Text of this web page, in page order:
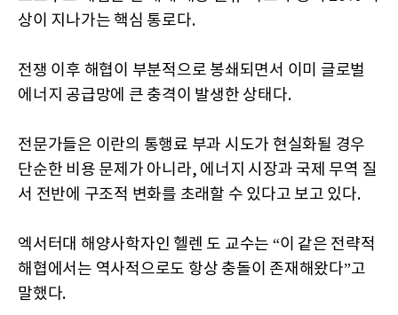
상이 지나가는 핵심 통로다.
전쟁 이후 해협이 부분적으로 봉쇄되면서 이미 글로벌
에너지 공급망에 큰 충격이 발생한 상태다.
전문가들은 이란의 통행료 부과 시도가 현실화될 경우
단순한 비용 문제가 아니라, 에너지 시장과 국제 무역 질
서 전반에 구조적 변화를 초래할 수 있다고 보고 있다.
엑서터대 해양사학자인 헬렌 도 교수는 “이 같은 전략적
해협에서는 역사적으로도 항상 충돌이 존재해왔다”고
말했다.